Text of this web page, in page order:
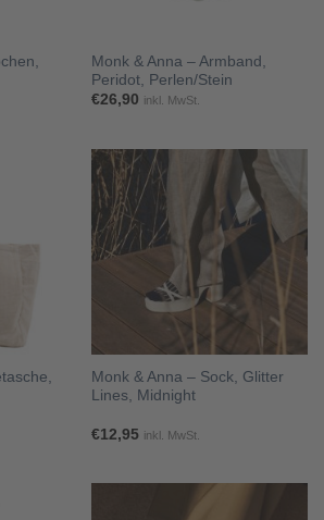
Monk & Anna – Armband,
Peridot, Perlen/Stein
€26,90 inkl. MwSt.
Monk & Anna – Sock, Glitter
Lines, Midnight
€12,95 inkl. MwSt.